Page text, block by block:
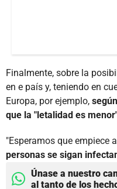
Finalmente, sobre la
en e país y, teniendo en
Europa, por ejemplo,
que la "letalidad es
"Esperamos que empiece
personas se sigan
Únase a nuestro
al tanto de los